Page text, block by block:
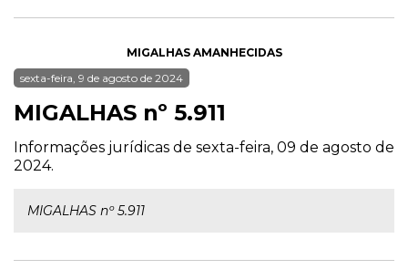
MIGALHAS AMANHECIDAS
sexta-feira, 9 de agosto de 2024
MIGALHAS nº 5.911
Informações jurídicas de sexta-feira, 09 de agosto de
2024.
MIGALHAS nº 5.911